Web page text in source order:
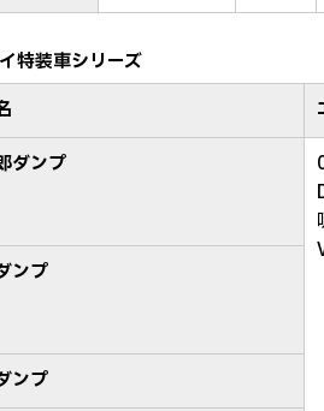
特装車シリーズ
ダンプ
ンプ
ンプ